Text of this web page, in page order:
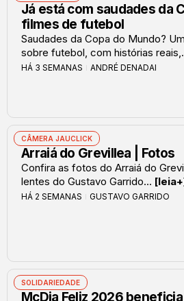
Já está com saudades da
filmes de futebol
Saudades da Copa do Mundo?
sobre futebol, com histórias
HÁ 3 SEMANAS ANDRÉ DENADAI
CÂMERA JAUCLICK
Arraiá do Grevillea | Fotos
Confira as fotos do Arraiá do
lentes do Gustavo Garrido...
HÁ 2 SEMANAS GUSTAVO GARRIDO
SOLIDARIEDADE
McDia Feliz 2026